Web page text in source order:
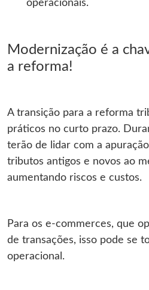
operacionais.
Modernização é a
a reforma!
A transição para a reforma
práticos no curto prazo.
terão de lidar com a
tributos antigos e novos ao
aumentando riscos e custos.
Para os e-commerces, que
de transações, isso pode se
operacional.